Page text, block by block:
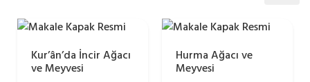
Kur’ân’da İncir Ağacı
ve Meyvesi
Hurma Ağacı ve
Meyvesi